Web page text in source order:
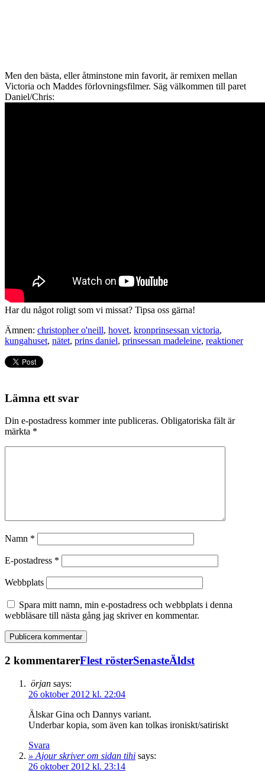
Men den bästa, eller åtminstone min favorit, är remixen mellan
Victoria och Maddes förlovningsfilmer. Säg välkommen till paret
Daniel/Chris:
Har du något roligt som vi missat? Tipsa oss gärna!
Ämnen: christopher o'neill, hovet, kronprinsessan victoria,
kungahuset, nätet, prins daniel, prinsessan madeleine, reaktioner
Lämna ett svar
Din e-postadress kommer inte publiceras. Obligatoriska fält är
märkta *
Namn *
E-postadress *
Webbplats
Spara mitt namn, min e-postadress och webbplats i denna
webbläsare till nästa gång jag skriver en kommentar.
2 kommentarerFlest rösterSenasteÄldst
örjan says:
26 oktober 2012 kl. 22:04
Älskar Gina och Dannys variant.
Underbar kopia, som även kan tolkas ironiskt/satiriskt
Svara
» Ajour skriver om sidan tihi says:
26 oktober 2012 kl. 23:14